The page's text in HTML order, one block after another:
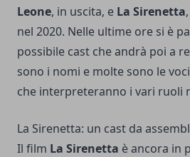
Leone, in uscita, e La Sirenetta
nel 2020. Nelle ultime ore si è
possibile cast che andrà poi a
sono i nomi e molte sono le
che interpreteranno i vari ruoli
La Sirenetta: un cast da
Il film La Sirenetta è ancora in